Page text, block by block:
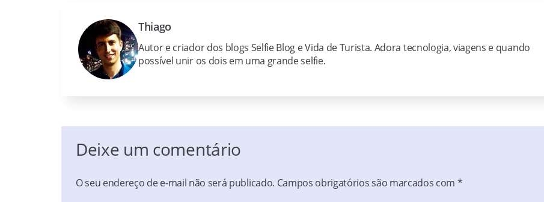
Thiago
Autor e criador dos blogs Selfie Blog e Vida de Turista. Adora tecnologia, viagens e quando
possível unir os dois em uma grande selfie.
Deixe um comentário
O seu endereço de e-mail não será publicado. Campos obrigatórios são marcados com *